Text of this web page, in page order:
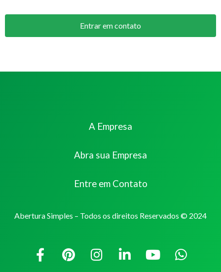
Entrar em contato
A Empresa
Abra sua Empresa
Entre em Contato
Abertura Simples – Todos os direitos Reservados © 2024